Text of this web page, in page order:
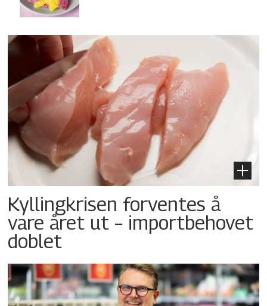
Kyllingkrisen forventes å
vare året ut – importbehovet
doblet